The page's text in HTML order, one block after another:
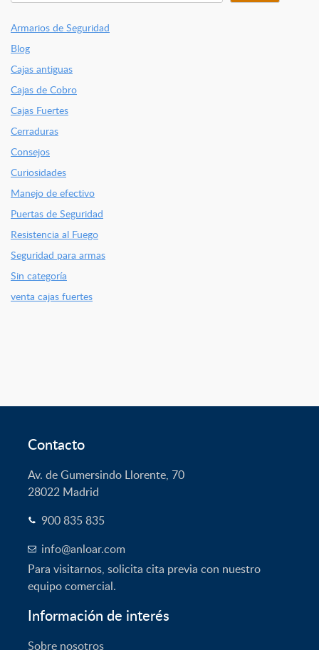
Armarios de Seguridad
Blog
Cajas antiguas
Cajas de Cobro
Cajas Fuertes
Cerraduras
Consejos
Curiosidades
Manejo de efectivo
Puertas de Seguridad
Resistencia al Fuego
Seguridad para armas
Sin categoría
venta cajas fuertes
Contacto
Av. de Gumersindo Llorente, 70
28022 Madrid
900 835 835
info@anloar.com
Para visitarnos, solicita cita previa con nuestro
equipo comercial.
Información de interés
Sobre nosotros